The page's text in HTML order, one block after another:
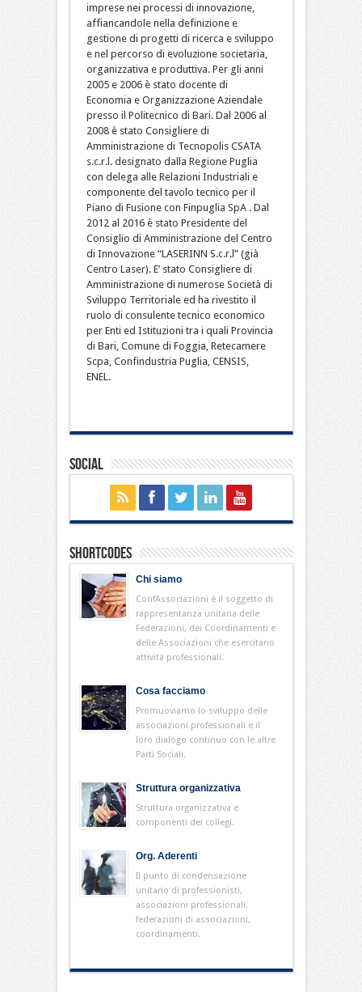
imprese nei processi di innovazione,
affiancandole nella definizione e
gestione di progetti di ricerca e sviluppo
e nel percorso di evoluzione societaria,
organizzativa e produttiva. Per gli anni
2005 e 2006 è stato docente di
Economia e Organizzazione Aziendale
presso il Politecnico di Bari. Dal 2006 al
2008 è stato Consigliere di
Amministrazione di Tecnopolis CSATA
s.c.r.l. designato dalla Regione Puglia
con delega alle Relazioni Industriali e
componente del tavolo tecnico per il
Piano di Fusione con Finpuglia SpA . Dal
2012 al 2016 è stato Presidente del
Consiglio di Amministrazione del Centro
di Innovazione “LASERINN S.c.r.l” (già
Centro Laser). E’ stato Consigliere di
Amministrazione di numerose Società di
Sviluppo Territoriale ed ha rivestito il
ruolo di consulente tecnico economico
per Enti ed Istituzioni tra i quali Provincia
di Bari, Comune di Foggia, Retecamere
Scpa, Confindustria Puglia, CENSIS,
ENEL.
Social
Shortcodes
Chi siamo
ConfAssociazioni è il soggetto di
rappresentanza unitaria delle
Federazioni, dei Coordinamenti e
delle Associazioni che esercitano
attività professionali.
Cosa facciamo
Promuoviamo lo sviluppo delle
associazioni professionali e il
loro dialogo continuo con le altre
Parti Sociali.
Struttura organizzativa
Struttura organizzativa e
componenti dei collegi.
Org. Aderenti
Il punto di condensazione
unitario di professionisti,
associazioni professionali,
federazioni di associazioni,
coordinamenti.